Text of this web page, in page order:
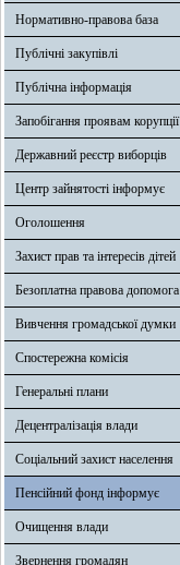
Нормативно-правова база
Публічні закупівлі
Публічна інформація
Запобігання проявам корупції
Державний реєстр виборців
Центр зайнятості інформує
Оголошення
Захист прав та інтересів дітей
Безоплатна правова допомога
Вивчення громадської думки
Спостережна комісія
Генеральні плани
Децентралізація влади
Соціальний захист населення
Пенсійний фонд інформує
Очищення влади
Звернення громадян